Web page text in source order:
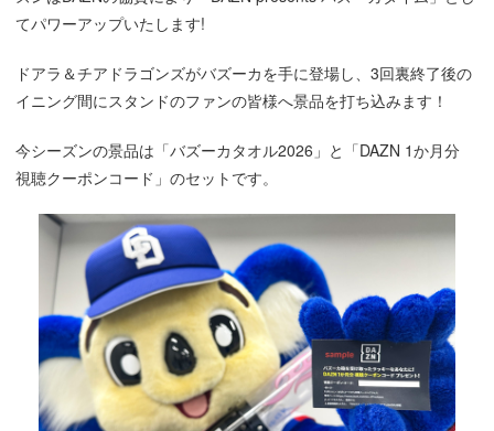
てパワーアップいたします!
ドアラ＆チアドラゴンズがバズーカを手に登場し、3回裏終了後の
イニング間にスタンドのファンの皆様へ景品を打ち込みます！
今シーズンの景品は「バズーカタオル2026」と「DAZN 1か月分
視聴クーポンコード」のセットです。